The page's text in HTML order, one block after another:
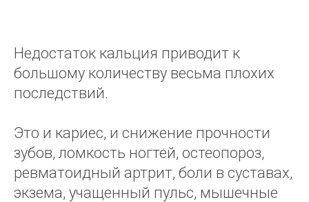
Недостаток кальция приводит к
большому количеству весьма плохих
последствий.
Это и кариес, и снижение прочности
зубов, ломкость ногтей, остеопороз,
ревматоидный артрит, боли в суставах,
экзема, учащенный пульс, мышечные